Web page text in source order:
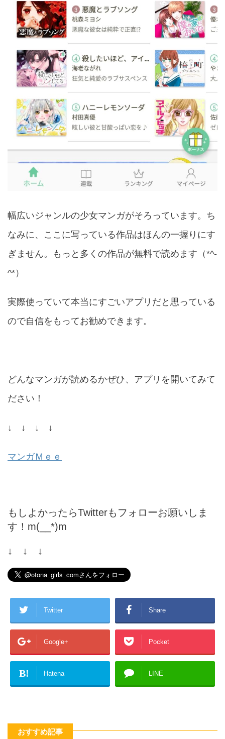
幅広いジャンルの少女マンガがそろっています。ち
なみに、ここに写っている作品はほんの一握りにす
ぎません。もっと多くの作品が無料で読めます（*^-
^*）
実際使っていて本当にすごいアプリだと思っている
ので自信をもってお勧めできます。
どんなマンガが読めるかぜひ、アプリを開いてみて
ださい！
↓ ↓ ↓ ↓
マンガＭｅｅ
もしよかったらTwitterもフォローお願いしま
す！m(__*)m
↓ ↓ ↓
Twitter Share
Google+ Pocket
B! Hatena LINE
おすすめ記事